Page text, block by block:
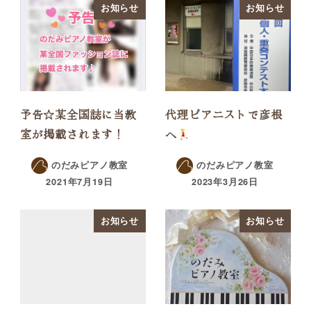
お知らせ
予告☆某全国誌に当教
室が掲載されます！
のだみピアノ教室
2021年7月19日
お知らせ
代理ピアニストで彦根
へ
のだみピアノ教室
2023年3月26日
お知らせ お知らせ